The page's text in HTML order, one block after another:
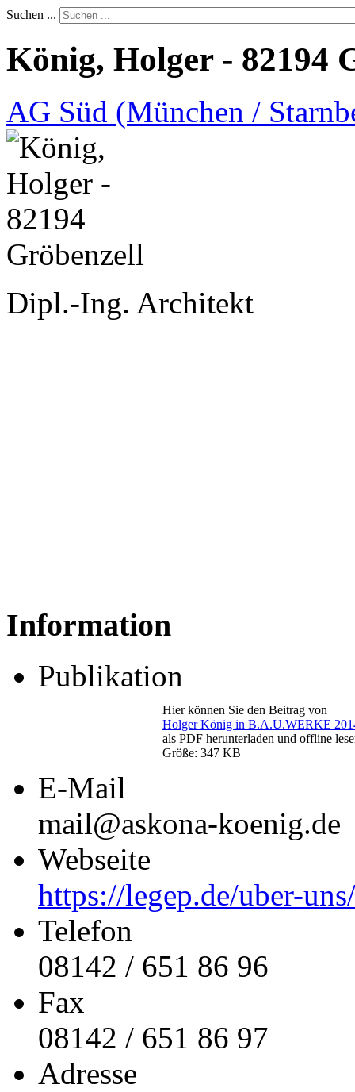
Suchen ...
König, Holger - 82194
AG Süd (München /
Dipl.-Ing. Architekt
Information
Publikation
Hier können Sie den Beitrag von
Holger König in B.A.U.WERKE
als PDF herunterladen und offline
Größe: 347 KB
E-Mail
mail@askona-koenig.de
Webseite
https://legep.de/uber-uns/
Telefon
08142 / 651 86 96
Fax
08142 / 651 86 97
Adresse